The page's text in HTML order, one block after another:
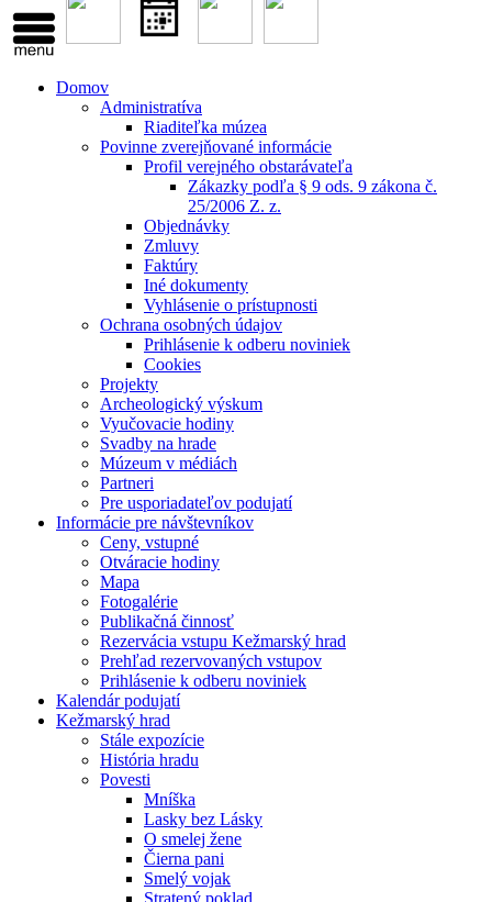
Domov
Administratíva
Riaditeľka múzea
Povinne zverejňované informácie
Profil verejného obstarávateľa
Zákazky podľa § 9 ods. 9 zákona č.
25/2006 Z. z.
Objednávky
Zmluvy
Faktúry
Iné dokumenty
Vyhlásenie o prístupnosti
Ochrana osobných údajov
Prihlásenie k odberu noviniek
Cookies
Projekty
Archeologický výskum
Vyučovacie hodiny
Svadby na hrade
Múzeum v médiách
Partneri
Pre usporiadateľov podujatí
Informácie pre návštevníkov
Ceny, vstupné
Otváracie hodiny
Mapa
Fotogalérie
Publikačná činnosť
Rezervácia vstupu Kežmarský hrad
Prehľad rezervovaných vstupov
Prihlásenie k odberu noviniek
Kalendár podujatí
Kežmarský hrad
Stále expozície
História hradu
Povesti
Mníška
Lasky bez Lásky
O smelej žene
Čierna pani
Smelý vojak
Stratený poklad